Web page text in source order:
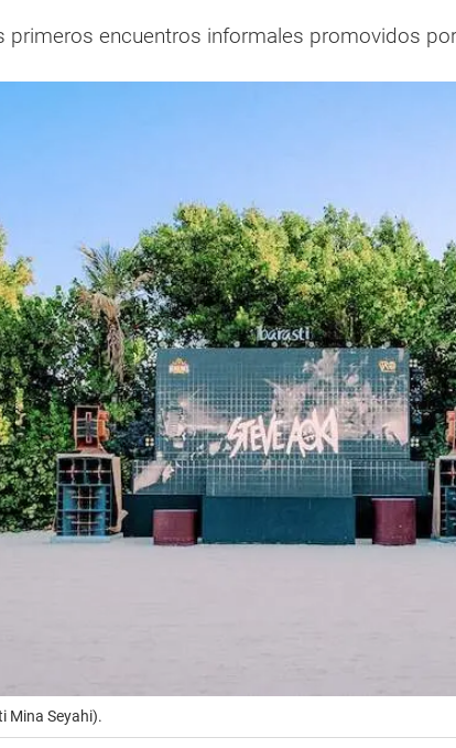
primeros encuentros informales promovidos
Mina Seyahi).